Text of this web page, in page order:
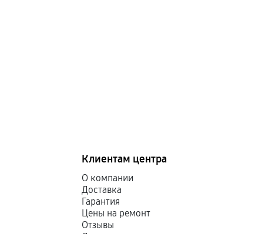
Клиентам центра
О компании
Доставка
Гарантия
Цены на ремонт
Отзывы